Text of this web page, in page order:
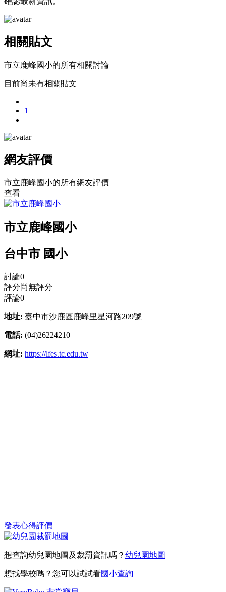
相關貼文
市立鹿峰國小的所有相關討論
目前尚未有相關貼文
1
網友評價
市立鹿峰國小的所有網友評價
查看
市立鹿峰國小
台中市 國小
討論0
評分尚無評分
評論0
地址: 臺中市沙鹿區鹿峰里星河路209號
電話: (04)26224210
網址: https://lfes.tc.edu.tw
發表心得評價
想查詢幼兒園地圖及裁罰資訊嗎？ 幼兒園地圖
想找學校嗎？您可以試試看國小查詢